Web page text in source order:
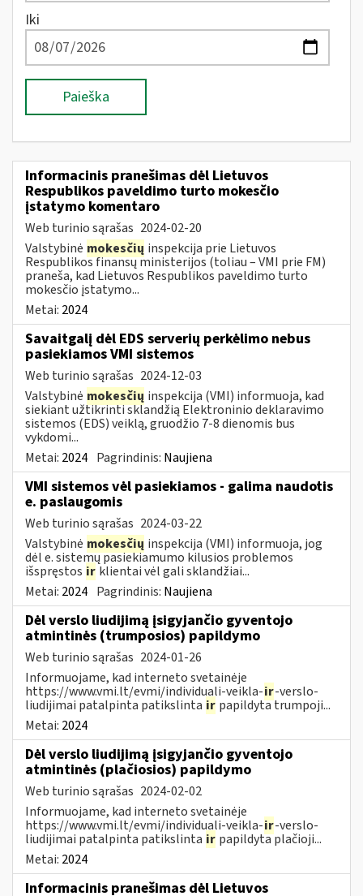
Iki
Paieška
Informacinis pranešimas dėl Lietuvos
Respublikos paveldimo turto mokesčio
įstatymo komentaro
Web turinio sąrašas 2024-02-20
Valstybinė mokesčių inspekcija prie Lietuvos
Respublikos finansų ministerijos (toliau – VMI prie FM)
praneša, kad Lietuvos Respublikos paveldimo turto
mokesčio įstatymo...
Metai: 2024
Savaitgalį dėl EDS serverių perkėlimo nebus
pasiekiamos VMI sistemos
Web turinio sąrašas 2024-12-03
Valstybinė mokesčių inspekcija (VMI) informuoja, kad
siekiant užtikrinti sklandžią Elektroninio deklaravimo
sistemos (EDS) veiklą, gruodžio 7-8 dienomis bus
vykdomi...
Metai: 2024 Pagrindinis: Naujiena
VMI sistemos vėl pasiekiamos - galima naudotis
e. paslaugomis
Web turinio sąrašas 2024-03-22
Valstybinė mokesčių inspekcija (VMI) informuoja, jog
dėl e. sistemų pasiekiamumo kilusios problemos
išspręstos ir klientai vėl gali sklandžiai...
Metai: 2024 Pagrindinis: Naujiena
Dėl verslo liudijimą įsigyjančio gyventojo
atmintinės (trumposios) papildymo
Web turinio sąrašas 2024-01-26
Informuojame, kad interneto svetainėje
https://www.vmi.lt/evmi/individuali-veikla-ir-verslo-
liudijimai patalpinta patikslinta ir papildyta trumpoji...
Metai: 2024
Dėl verslo liudijimą įsigyjančio gyventojo
atmintinės (plačiosios) papildymo
Web turinio sąrašas 2024-02-02
Informuojame, kad interneto svetainėje
https://www.vmi.lt/evmi/individuali-veikla-ir-verslo-
liudijimai patalpinta patikslinta ir papildyta plačioji...
Metai: 2024
Informacinis pranešimas dėl Lietuvos